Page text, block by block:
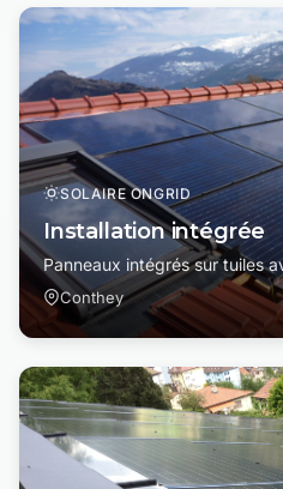
SOLAIRE ONGRID
Installation intégrée
Panneaux intégrés sur tuiles
Conthey